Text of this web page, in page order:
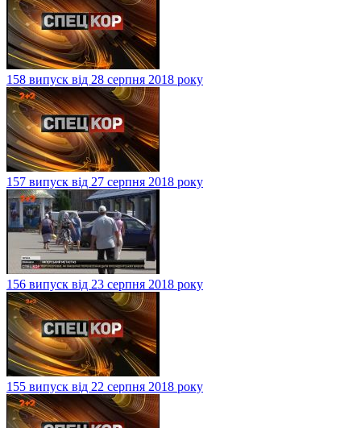
158 випуск від 28 серпня 2018 року
157 випуск від 27 серпня 2018 року
156 випуск від 23 серпня 2018 року
155 випуск від 22 серпня 2018 року